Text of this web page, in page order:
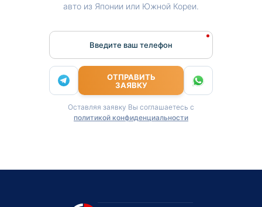
авто из Японии или Южной Кореи.
Введите ваш телефон
ОТПРАВИТЬ
ЗАЯВКУ
Оставляя заявку Вы соглашаетесь с
политикой конфиденциальности